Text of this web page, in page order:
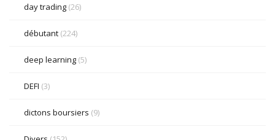
day trading (26)
débutant (224)
deep learning (5)
DEFI (3)
dictons boursiers (9)